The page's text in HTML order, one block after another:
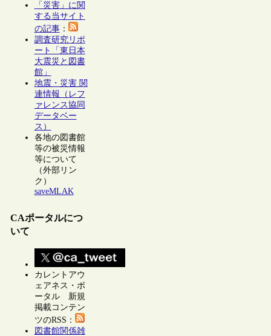
「災害」に関
する当サイト
の記事：
調査研究リポ
ート「東日本
大震災と図書
館」
地震・災害 関
連情報（レフ
ァレンス協同
データベー
ス）
各地の図書館
等の被災情報
等について
（外部リン
ク）
saveMLAK
CAポータルにつ
いて
カレントアウ
ェアネス・ポ
ータル 新規
掲載コンテン
ツのRSS：
図書館関係雑